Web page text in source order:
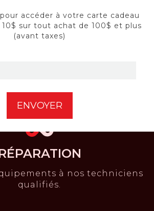
po est conçue pour répondre aux
sur une grande variété de
de 10 po scies, le moteur
sur le chantier.
à nos techniciens
qualifiés.
accéder à votre carte cadeau
sur tout achat de 100$ et plus
(avant taxes)